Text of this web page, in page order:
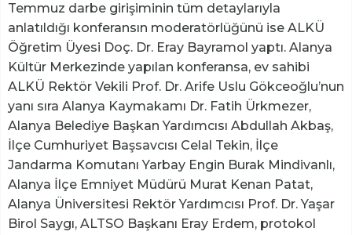
Temmuz darbe girişiminin tüm detaylarıyla
anlatıldığı konferansın moderatörlüğünü ise ALKÜ
Öğretim Üyesi Doç. Dr. Eray Bayramol yaptı. Alanya
Kültür Merkezinde yapılan konferansa, ev sahibi
ALKÜ Rektör Vekili Prof. Dr. Arife Uslu Gökceoğlu’nun
yanı sıra Alanya Kaymakamı Dr. Fatih Ürkmezer,
Alanya Belediye Başkan Yardımcısı Abdullah Akbaş,
İlçe Cumhuriyet Başsavcısı Celal Tekin, İlçe
Jandarma Komutanı Yarbay Engin Burak Mindivanlı,
Alanya İlçe Emniyet Müdürü Murat Kenan Patat,
Alanya Üniversitesi Rektör Yardımcısı Prof. Dr. Yaşar
Birol Saygı, ALTSO Başkanı Eray Erdem, protokol